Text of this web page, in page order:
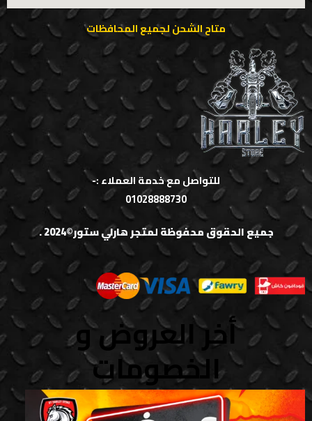
متاح الشحن لجميع المحافظات
للتواصل مع خدمة العملاء :-
01028888730
جميع الحقوق محفوظة لمتجر هارلي ستور©2024 .
أخر العروض و
الخصومات